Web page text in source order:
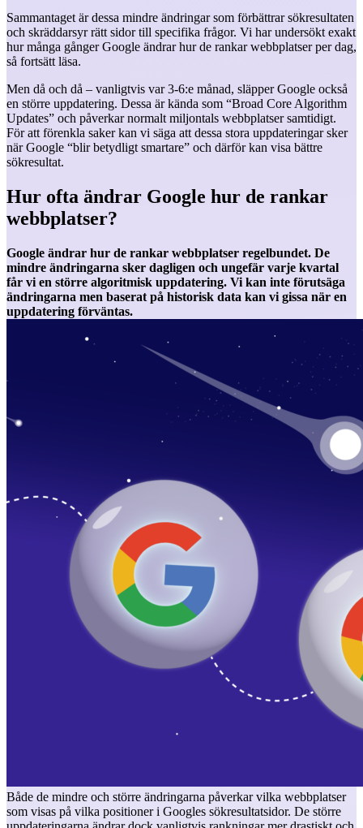
Sammantaget är dessa mindre ändringar som förbättrar sökresultaten
och skräddarsyr rätt sidor till specifika frågor. Vi har undersökt exakt
hur många gånger Google ändrar hur de rankar webbplatser per dag,
så fortsätt läsa.
Men då och då – vanligtvis var 3-6:e månad, släpper Google också
en större uppdatering. Dessa är kända som “Broad Core Algorithm
Updates” och påverkar normalt miljontals webbplatser samtidigt.
För att förenkla saker kan vi säga att dessa stora uppdateringar sker
när Google “blir betydligt smartare” och därför kan visa bättre
sökresultat.
Hur ofta ändrar Google hur de rankar
webbplatser?
Google ändrar hur de rankar webbplatser regelbundet. De
mindre ändringarna sker dagligen och ungefär varje kvartal
får vi en större algoritmisk uppdatering. Vi kan inte förutsäga
ändringarna men baserat på historisk data kan vi gissa när en
uppdatering förväntas.
Både de mindre och större ändringarna påverkar vilka webbplatser
som visas på vilka positioner i Googles sökresultatsidor. De större